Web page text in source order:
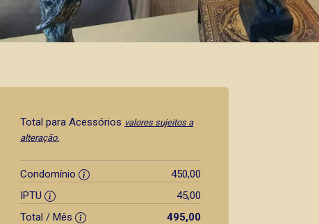
Total para Acessórios valores sujeitos a
alteração.
Condomínio
450,00
IPTU
45,00
Total / Mês
495,00